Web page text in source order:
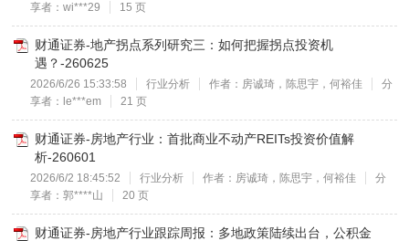
享者：wi***29
15 页
财通证券-地产拐点系列研究三：如何把握拐点投资机
遇？-260625
2026/6/26 15:33:58 行业分析 作者：房诚琦，陈思宇，何裕佳
分
享者：le***em
21 页
财通证券-房地产行业：首批商业不动产REITs投资价值解
析-260601
2026/6/2 18:45:52 行业分析 作者：房诚琦，陈思宇，何裕佳
分
享者：郭****山
20 页
财通证券-房地产行业跟踪周报：多地政策陆续出台，公积金